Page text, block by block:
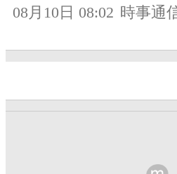
08月10日 08:02 時事通